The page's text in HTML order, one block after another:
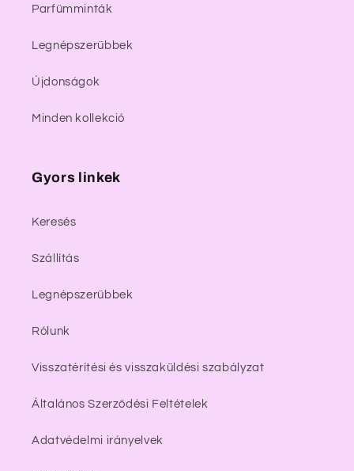
Parfümminták
Legnépszerűbbek
Újdonságok
Minden kollekció
Gyors linkek
Keresés
Szállítás
Legnépszerűbbek
Rólunk
Visszatérítési és visszaküldési szabályzat
Általános Szerződési Feltételek
Adatvédelmi irányelvek